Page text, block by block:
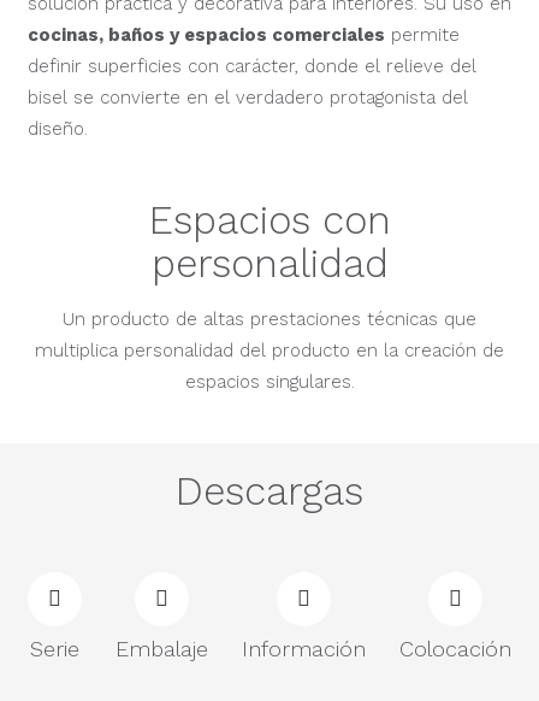
cocinas, baños y espacios comerciales permite
definir superficies con carácter, donde el relieve del
bisel se convierte en el verdadero protagonista del
diseño.
Espacios con
personalidad
Un producto de altas prestaciones técnicas que
multiplica personalidad del producto en la creación de
espacios singulares.
Descargas
Serie Embalaje Información Colocación